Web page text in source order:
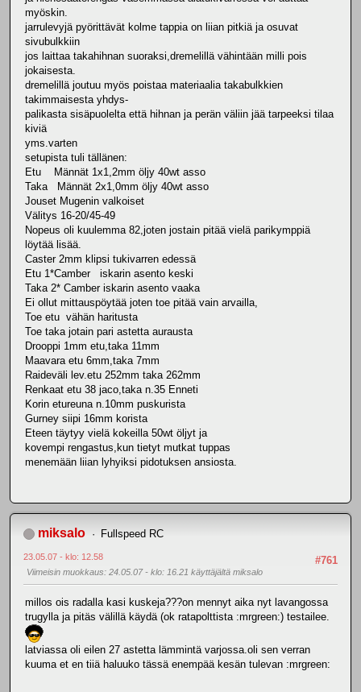
myöskin.
jarrulevyjä pyörittävät kolme tappia on liian pitkiä ja osuvat
sivubulkkiin
jos laittaa takahihnan suoraksi,dremelillä vähintään milli pois
jokaisesta.
dremelillä joutuu myös poistaa materiaalia takabulkkien
takimmaisesta yhdys-
palikasta sisäpuolelta että hihnan ja perän väliin jää tarpeeksi tilaa
kiviä
yms.varten
setupista tuli tällänen:
Etu Männät 1x1,2mm öljy 40wt asso
Taka Männät 2x1,0mm öljy 40wt asso
Jouset Mugenin valkoiset
Välitys 16-20/45-49
Nopeus oli kuulemma 82,joten jostain pitää vielä parikymppiä
löytää lisää.
Caster 2mm klipsi tukivarren edessä
Etu 1*Camber iskarin asento keski
Taka 2* Camber iskarin asento vaaka
Ei ollut mittauspöytää joten toe pitää vain arvailla,
Toe etu vähän haritusta
Toe taka jotain pari astetta aurausta
Drooppi 1mm etu,taka 11mm
Maavara etu 6mm,taka 7mm
Raideväli lev.etu 252mm taka 262mm
Renkaat etu 38 jaco,taka n.35 Enneti
Korin etureuna n.10mm puskurista
Gurney siipi 16mm korista
Eteen täytyy vielä kokeilla 50wt öljyt ja
kovempi rengastus,kun tietyt mutkat tuppas
menemään liian lyhyiksi pidotuksen ansiosta.
miksalo Fullspeed RC
#761
23.05.07 - klo: 12.58
Viimeisin muokkaus: 24.05.07 - klo: 16.21 käyttäjältä miksalo
millos ois radalla kasi kuskeja???on mennyt aika nyt lavangossa
trugylla ja pitäs välillä käydä (ok ratapolttista :mrgreen:) testailee.
latviassa oli eilen 27 astetta lämmintä varjossa.oli sen verran
kuuma et en tiiä haluuko tässä enempää kesän tulevan :mrgreen: